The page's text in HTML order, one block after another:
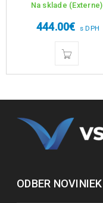
Na sklade (Externe)
444.00€ s DPH
ODBER NOVINIEK